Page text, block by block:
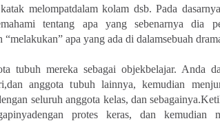
melompatdalam kolam dsb. Pada
tentang apa yang sebenarnya dia
“melakukan” apa yang ada di dalamsebuah
tubuh mereka sebagai objekbelajar. Anda
anggota tubuh lainnya, kemudian
seluruh anggota kelas, dan
protes keras, dan kemudian